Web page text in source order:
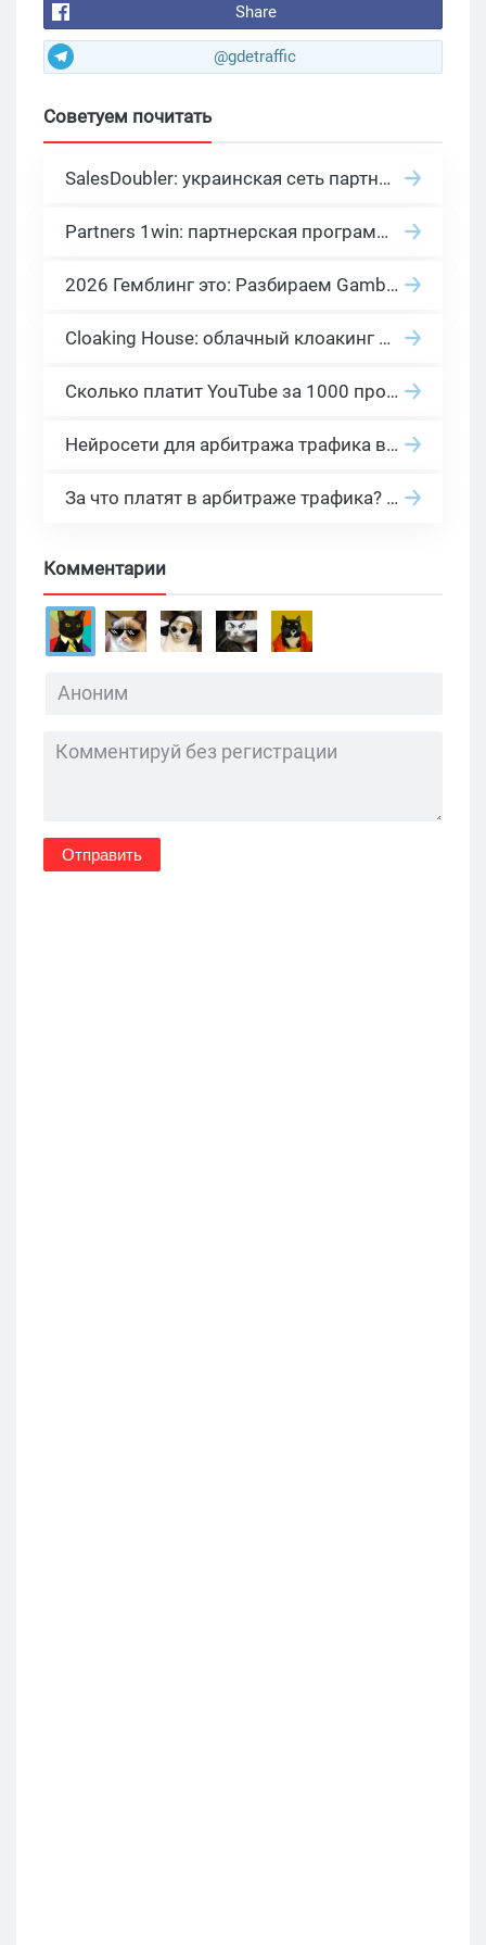
Share
@gdetraffic
Советуем почитать
SalesDoubler: украинская сеть партнерских программ с оплатой за действие
Partners 1win: партнерская программа казино в нише гемблинг арбитраж
2026 Гемблинг это: Разбираем Gambling вертикаль, и все что связано с гемблинг и беттинг офферами
Cloaking House: облачный клоакинг для фильтрации ботов FB и Google Ads — гайд PHP-интеграции 2026
Сколько платит YouTube за 1000 просмотров в 2026: реальные цифры от 0.5 до 36 USD по ГЕО
Нейросети для арбитража трафика в 2026: инструменты, кейсы и AI-медиабайеры
За что платят в арбитраже трафика? 30 моделей оплаты в бурж и СНГ партнерках
Комментарии
Отправить